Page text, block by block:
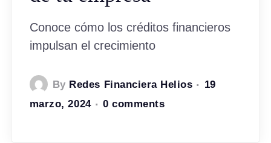
Conoce cómo los créditos financieros
impulsan el crecimiento
By Redes Financiera Helios
19
marzo, 2024
0 comments